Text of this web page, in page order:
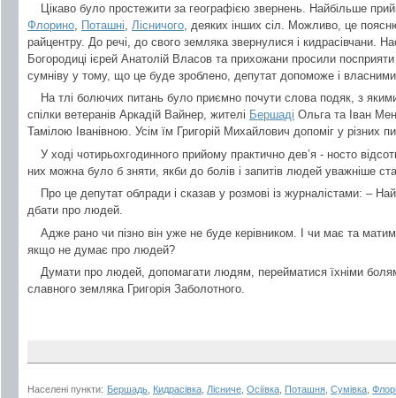
Цікаво було простежити за географією звернень. Найбільше
Флорино
Поташні Лісничого , деяких інших сіл. Можливо, це
райцентру. До речі, до свого земляка звернулися і кидрасівчани.
Богородиці ієрей Анатолій Власов та прихожани просили
сумніву у тому, що це буде зроблено, депутат допоможе і
На тлі болючих питань було приємно почути слова подяк, з
спілки ветеранів Аркадій Вайнер, жителі Бершаді Ольга та Іван
Тамілою Іванівною. Усім їм Григорій Михайлович допоміг у різних
У ході чотирьохгодинного прийому практично дев’я - носто
них можна було б зняти, якби до болів і запитів людей уважніше
Про це депутат облради і сказав у розмові із журналістами: –
дбати про людей.
Адже рано чи пізно він уже не буде керівником. І чи має та
якщо не думає про людей?
Думати про людей, допомагати людям, перейматися їхніми
славного земляка Григорія Заболотного.
Населені пункти: Бершадь Кидрасівка Лісниче Осіївка Поташня Сумівка